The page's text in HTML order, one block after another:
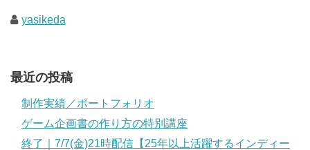
yasikeda
最近の投稿
制作実績／ポートフォリオ
ゲーム企画書の作り方の特別講座
終了｜7/7(金)21時配信【25年以上活躍するインディー